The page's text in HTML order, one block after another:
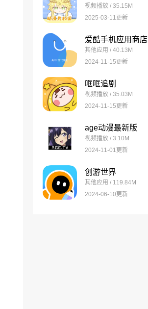
视频播放 / 35.15M
2025-03-11更新
爱酷手机应用商店
其他应用 / 40.13M
2024-11-15更新
哐哐追剧
视频播放 / 35.03M
2024-11-15更新
age动漫最新版
视频播放 / 3.10M
2024-11-01更新
创游世界
其他应用 / 119.84M
2024-06-10更新